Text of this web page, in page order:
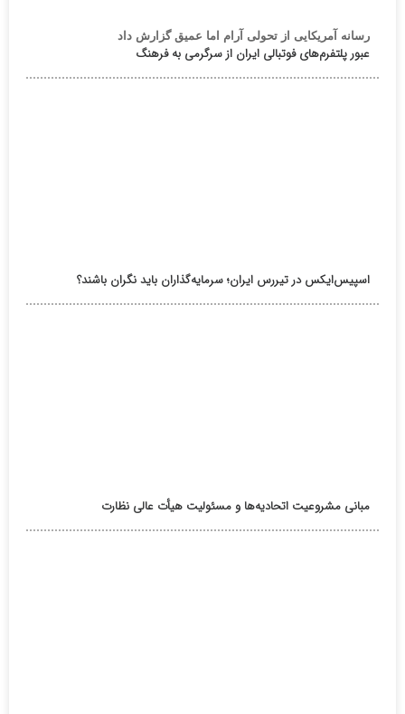
رسانه آمریکایی از تحولی آرام اما عمیق گزارش داد
عبور پلتفرم‌های فوتبالی ایران از سرگرمی به فرهنگ
اسپیس‌ایکس در تیررس ایران؛ سرمایه‌گذاران باید نگران باشند؟
مبانی مشروعیت اتحادیه‌ها و مسئولیت هیأت عالی نظارت